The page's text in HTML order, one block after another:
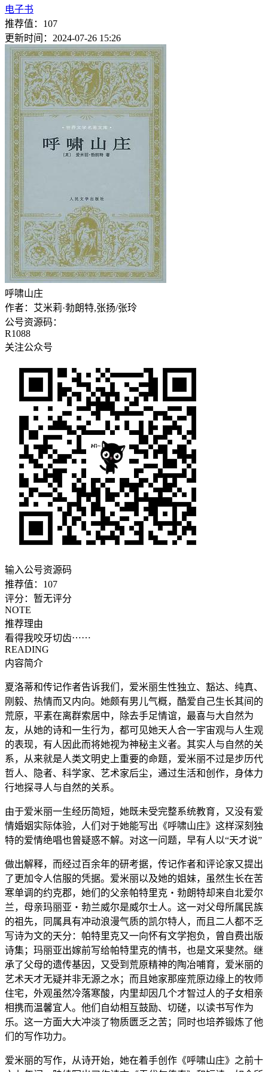
电子书
推荐值：107
更新时间：2024-07-26 15:26
呼啸山庄
作者： 艾米莉·勃朗特,张扬/张玲
公号资源码：
R1088
关注公众号
输入公号资源码
推荐值： 107
评分： 暂无评分
NOTE
推荐理由
看得我咬牙切齿⋯⋯
READING
内容简介
夏洛蒂和传记作者告诉我们，爱米丽生性独立、豁达、纯真、
刚毅、热情而又内向。她颇有男儿气概，酷爱自己生长其间的
荒原，平素在离群索居中，除去手足情谊，最喜与大自然为
友，从她的诗和一生行为，都可见她天人合一宇宙观与人生观
的表现，有人因此而将她视为神秘主义者。其实人与自然的关
系，从来就是人类文明史上重要的命题，爱米丽不过是步历代
哲人、隐者、科学家、艺术家后尘，通过生活和创作，身体力
行地探寻人与自然的关系。
由于爱米丽一生经历简短，她既未受完整系统教育，又没有爱
情婚姻实际体验，人们对于她能写出《呼啸山庄》这样深刻独
特的爱情绝唱也曾疑惑不解。对这一问题，早有人以“天才说”
做出解释，而经过百余年的研考据，传记作者和评论家又提出
了更加令人信服的凭据。爱米丽以及她的姐妹，虽然生长在苦
寒单调的约克郡，她们的父亲帕特里克・勃朗特却来自北爱尔
兰，母亲玛丽亚・勃兰威尔是威尔士人。这一对父母所属民族
的祖先，同属具有冲动浪漫气质的凯尔特人，而且二人都不乏
写诗为文的天分：帕特里克又一向怀有文学抱负，曾自费出版
诗集；玛丽亚出嫁前写给帕特里克的情书，也是文采斐然。继
承了父母的遗传基因，又受到荒原精神的陶冶哺育，爱米丽的
艺术天才无疑并非无源之水；而且她家那座荒原边缘上的牧师
住宅，外观虽然冷落寒酸，内里却因几个才智过人的子女相亲
相携而温馨宜人。他们自幼相互鼓励、切磋，以读书写作为
乐。这一方面大大冲淡了物质匮乏之苦；同时也培养锻炼了他
们的写作功力。
爱米丽的写作，从诗开始，她在着手创作《呼啸山庄》之前十